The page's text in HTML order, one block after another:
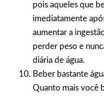
pois aqueles que
imediatamente
aumentar a
perder peso e
diária de água.
Beber bastante
Quanto mais você